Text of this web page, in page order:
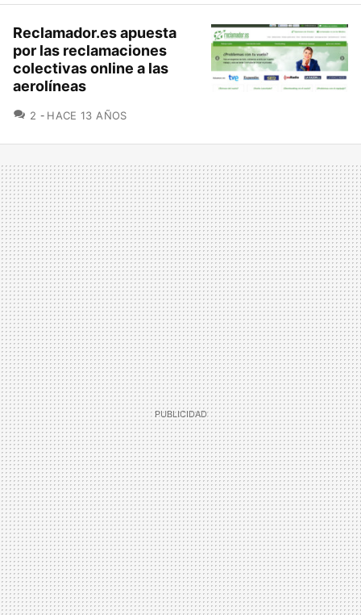
Reclamador.es apuesta
por las reclamaciones
colectivas online a las
aerolíneas
2 COMENTARIOS
HACE 13 AÑOS